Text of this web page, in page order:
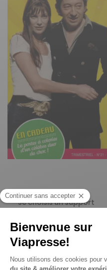
Je choisis un support
Papier
Je choisis une durée